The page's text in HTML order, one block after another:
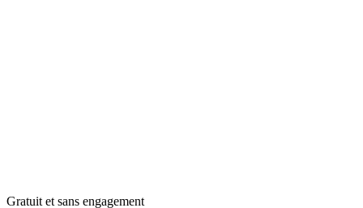
Gratuit et sans engagement